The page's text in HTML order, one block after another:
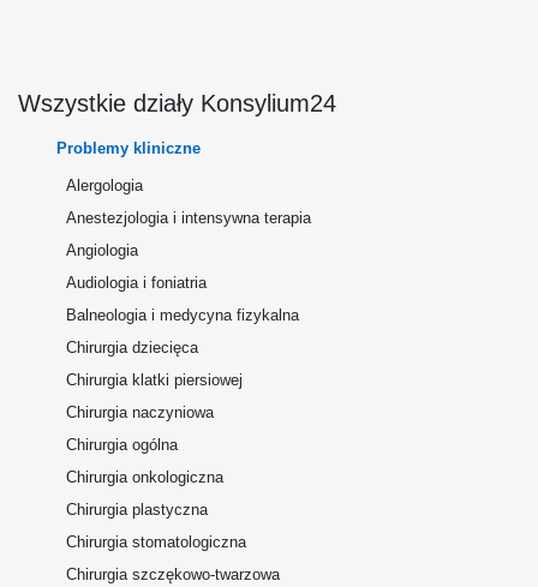
Wszystkie działy Konsylium24
Problemy kliniczne
Alergologia
Anestezjologia i intensywna terapia
Angiologia
Audiologia i foniatria
Balneologia i medycyna fizykalna
Chirurgia dziecięca
Chirurgia klatki piersiowej
Chirurgia naczyniowa
Chirurgia ogólna
Chirurgia onkologiczna
Chirurgia plastyczna
Chirurgia stomatologiczna
Chirurgia szczękowo-twarzowa